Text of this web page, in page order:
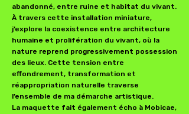
abandonné, entre ruine et habitat du vivant.
À travers cette installation miniature,
j’explore la coexistence entre architecture
humaine et prolifération du vivant, où la
nature reprend progressivement possession
des lieux. Cette tension entre
effondrement, transformation et
réappropriation naturelle traverse
l’ensemble de ma démarche artistique.
La maquette fait également écho à Mobicae,